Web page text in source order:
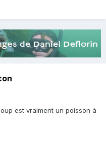
est vraiment un poisson à